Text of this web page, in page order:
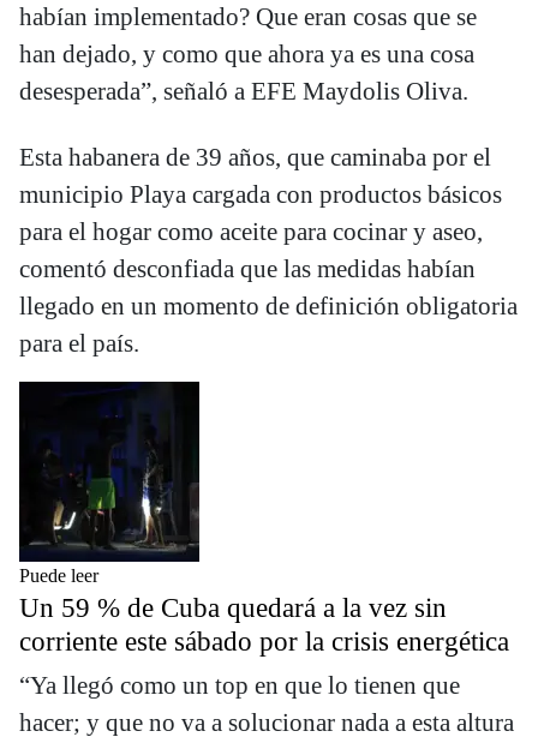
habían implementado? Que eran cosas que se
han dejado, y como que ahora ya es una cosa
desesperada”, señaló a EFE Maydolis Oliva.
Esta habanera de 39 años, que caminaba por el
municipio Playa cargada con productos básicos
para el hogar como aceite para cocinar y aseo,
comentó desconfiada que las medidas habían
llegado en un momento de definición obligatoria
para el país.
Puede leer
Un 59 % de Cuba quedará a la vez sin
corriente este sábado por la crisis energética
“Ya llegó como un top en que lo tienen que
hacer; y que no va a solucionar nada a esta altura